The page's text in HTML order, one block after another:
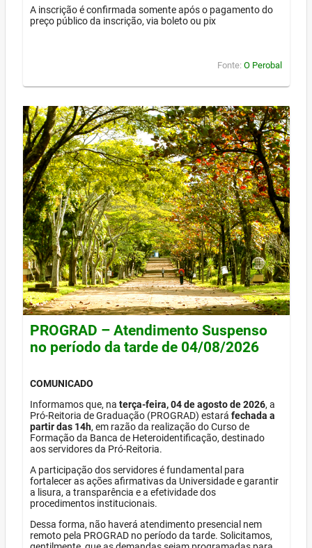
A inscrição é confirmada somente após o pagamento do
preço público da inscrição, via boleto ou pix
Fonte: O Perobal
PROGRAD – Atendimento Suspenso
no período da tarde de 04/08/2026
COMUNICADO
Informamos que, na terça-feira, 04 de agosto de 2026, a
Pró-Reitoria de Graduação (PROGRAD) estará fechada a
partir das 14h, em razão da realização do Curso de
Formação da Banca de Heteroidentificação, destinado
aos servidores da Pró-Reitoria.
A participação dos servidores é fundamental para
fortalecer as ações afirmativas da Universidade e garantir
a lisura, a transparência e a efetividade dos
procedimentos institucionais.
Dessa forma, não haverá atendimento presencial nem
remoto pela PROGRAD no período da tarde. Solicitamos,